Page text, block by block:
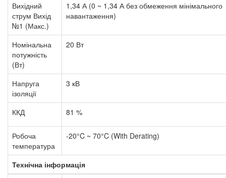
Вихідний
струм Вихід
№1 (Макс.)
1,34 А (0 ~ 1,34 А без обмеження мінімального
навантаження)
Номінальна
потужність
(Вт)
20 Вт
Напруга
ізоляції
3 кВ
ККД 81 %
Робоча
температура
-20°C ~ 70°C (With Derating)
Технічна інформація